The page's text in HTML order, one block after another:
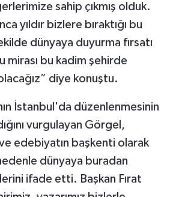
sahip çıkmış olduk.
yıldır bizlere bıraktığı bu
dünyaya duyurma fırsatı
mirası bu kadim şehirde
olacağız” diye konuştu.
İstanbul'da düzenlenmesinin
vurgulayan Görgel,
edebiyatın başkenti olarak
dünyaya buradan
ifade etti. Başkan Fırat